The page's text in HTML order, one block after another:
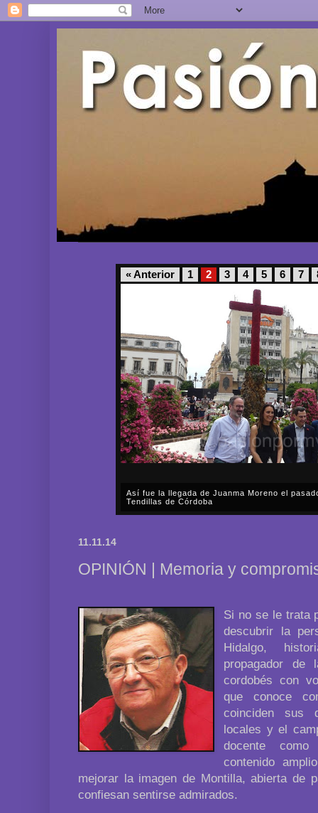
« Anterior 1 2 3 4 5 6 7
Así fue la llegada de Juanma Moreno el
Tendillas de Córdoba
11.11.14
OPINIÓN | Memoria y
Si no se le trata
descubrir la
Hidalgo,
propagador de
cordobés con
que conoce
coinciden sus
locales y el
docente
contenido
mejorar la imagen de Montilla, abierta de
confiesan sentirse admirados.